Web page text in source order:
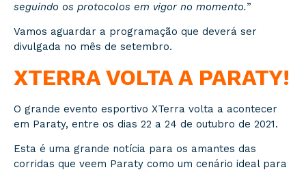
seguindo os protocolos em vigor no momento.”
Vamos aguardar a programação que deverá ser
divulgada no mês de setembro.
XTERRA VOLTA A PARATY!
O grande evento esportivo XTerra volta a acontecer
em Paraty, entre os dias 22 a 24 de outubro de 2021.
Esta é uma grande notícia para os amantes das
corridas que veem Paraty como um cenário ideal para